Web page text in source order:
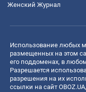
Женский Журнал
Использование любых
размещенных на этом
его поддоменах, в
Разрешается
разрешения на их
ссылки на сайт